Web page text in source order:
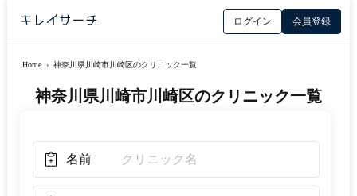
ログイン 会員登録
Home › 神奈川県川崎市川崎区のクリニック一覧
神奈川県川崎市川崎区のクリニック一覧
名前